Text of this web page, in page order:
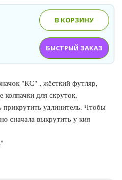
В КОРЗИНУ
БЫСТРЫЙ ЗАКАЗ
"КС" , жёсткий футляр,
для скруток,
удлинитель. Чтобы
сначала выкрутить у кия